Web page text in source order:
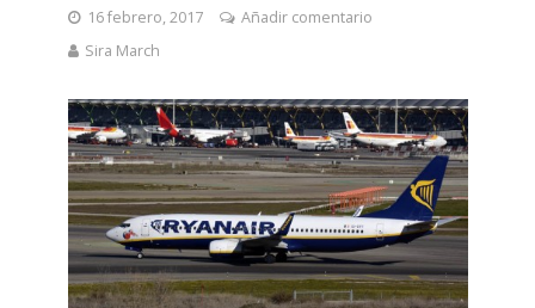
16 febrero, 2017
Añadir comentario
Sira March